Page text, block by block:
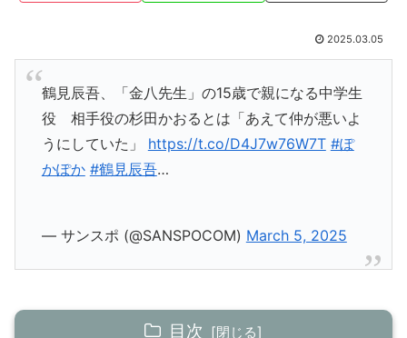
2025.03.05
鶴見辰吾、「金八先生」の15歳で親になる中学生
役 相手役の杉田かおるとは「あえて仲が悪いよ
うにしていた」 https://t.co/D4J7w76W7T #ぽ
かぽか #鶴見辰吾…
— サンスポ (@SANSPOCOM) March 5, 2025
目次